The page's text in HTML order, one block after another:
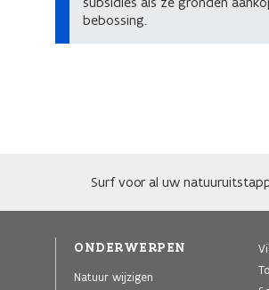
bebossing.
Surf voor al uw
ONDERWERPEN
Natuur wijzigen